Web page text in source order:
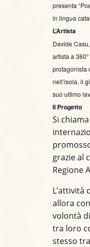
presenta
in lingua
L’Artista
Davide
artista a
protagonista
nell’isola, il
suo ultimo
Il Progetto
Si
grazie al
Regione
L’attività
allora
volontà
tra loro
stesso